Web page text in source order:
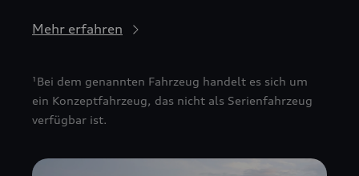
Mehr erfahren
¹Bei dem genannten Fahrzeug handelt es sich um
ein Konzeptfahrzeug, das nicht als Serienfahrzeug
verfügbar ist.